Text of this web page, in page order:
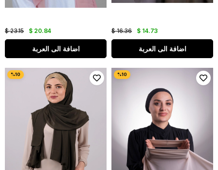
$ 20.84
$ 23.15
اضافة الى العربة
$ 14.73
$ 16.36
اضافة الى العربة